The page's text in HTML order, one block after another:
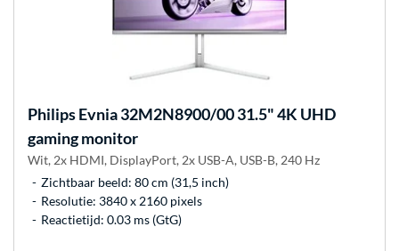
PhilipsEvnia 32M2N8900/00 31.5" 4K UHD
gaming monitor
Wit, 2x HDMI, DisplayPort, 2x USB-A, USB-B, 240 Hz
Zichtbaar beeld: 80 cm (31,5 inch)
Resolutie: 3840 x 2160 pixels
Reactietijd: 0.03 ms (GtG)